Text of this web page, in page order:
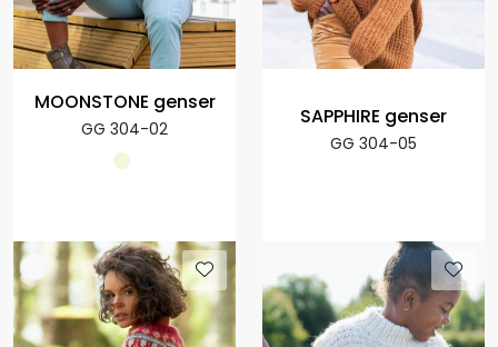
MOONSTONE genser
GG 304-02
SAPPHIRE genser
GG 304-05